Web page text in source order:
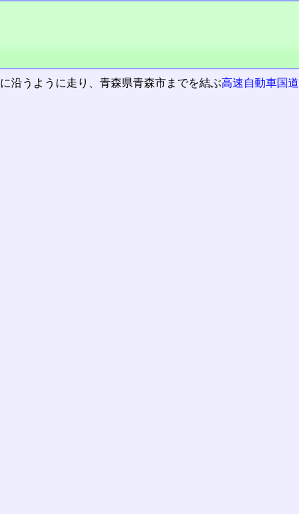
に沿うように走り、青森県青森市までを結ぶ高速自動車国道